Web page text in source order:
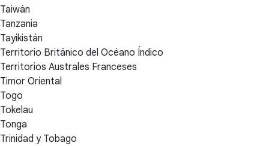
Taiwán
Tanzania
Tayikistán
Territorio Británico del Océano Índico
Territorios Australes Franceses
Timor Oriental
Togo
Tokelau
Tonga
Trinidad y Tobago